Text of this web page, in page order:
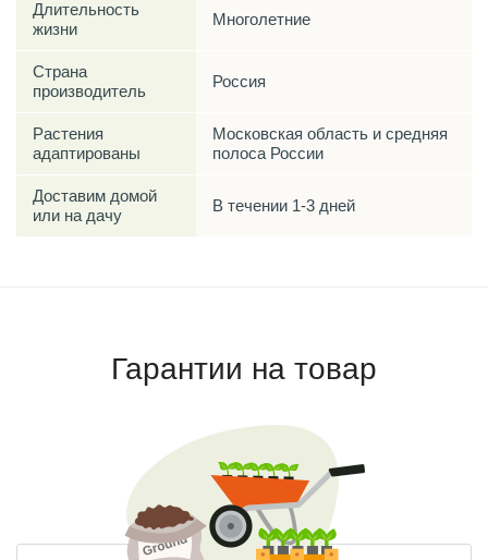
Длительность
жизни
Многолетние
Страна
производитель
Россия
Растения
адаптированы
Московская область и средняя
полоса России
Доставим домой
или на дачу
В течении 1-3 дней
Гарантии на товар